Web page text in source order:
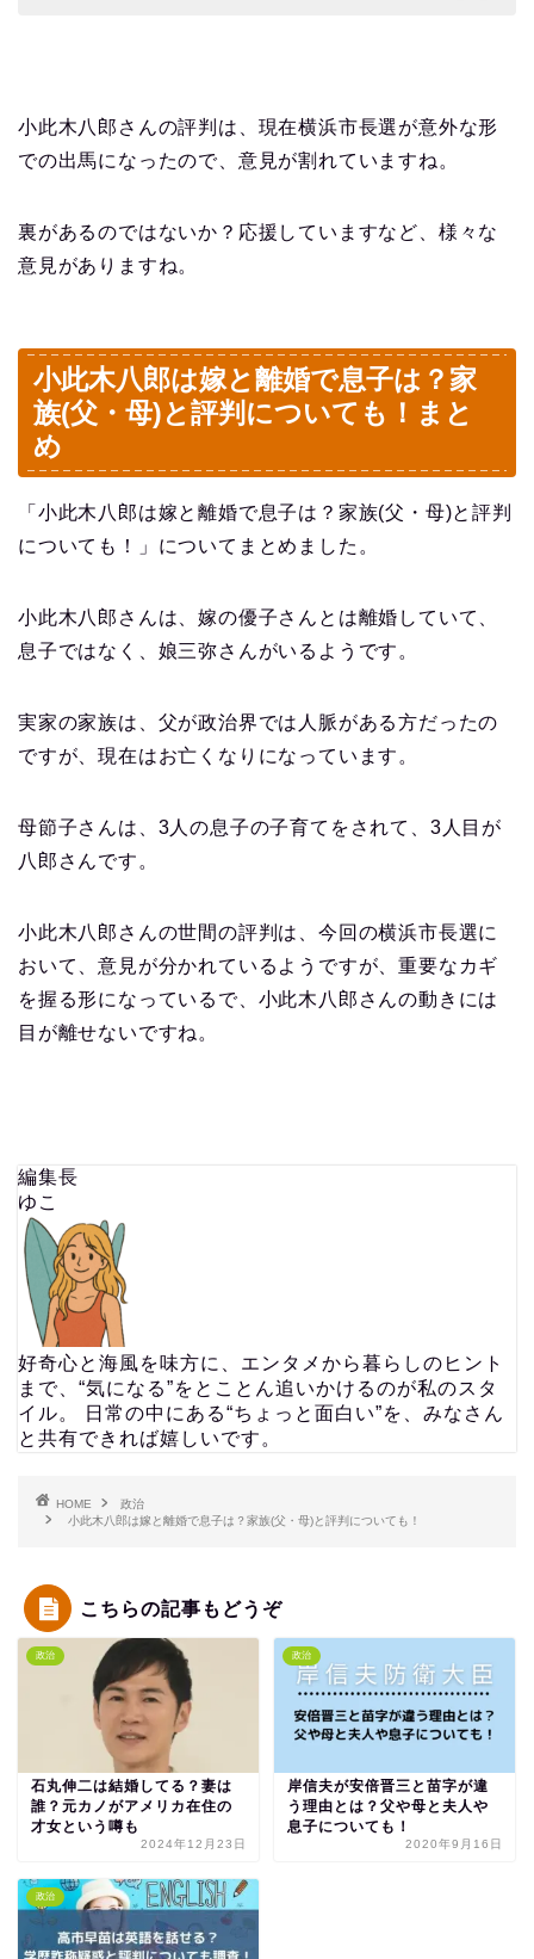
小此木八郎さんの評判は、現在横浜市長選が意外な形
での出馬になったので、意見が割れていますね。
裏があるのではないか？応援していますなど、様々な
意見がありますね。
小此木八郎は嫁と離婚で息子は？家
族(父・母)と評判についても！まと
め
「小此木八郎は嫁と離婚で息子は？家族(父・母)と評判
についても！」についてまとめました。
小此木八郎さんは、嫁の優子さんとは離婚していて、
息子ではなく、娘三弥さんがいるようです。
実家の家族は、父が政治界では人脈がある方だったの
ですが、現在はお亡くなりになっています。
母節子さんは、3人の息子の子育てをされて、3人目が
八郎さんです。
小此木八郎さんの世間の評判は、今回の横浜市長選に
おいて、意見が分かれているようですが、重要なカギ
を握る形になっているで、小此木八郎さんの動きには
目が離せないですね。
編集長
ゆこ
好奇心と海風を味方に、エンタメから暮らしのヒント
まで、“気になる”をとことん追いかけるのが私のスタ
イル。 日常の中にある“ちょっと面白い”を、みなさん
と共有できれば嬉しいです。
HOME
政治
小此木八郎は嫁と離婚で息子は？家族(父・母)と評判についても！
こちらの記事もどうぞ
政治
石丸伸二は結婚してる？妻は
誰？元カノがアメリカ在住の
才女という噂も
2024年12月23日
政治
岸信夫が安倍晋三と苗字が違
う理由とは？父や母と夫人や
息子についても！
2020年9月16日
政治